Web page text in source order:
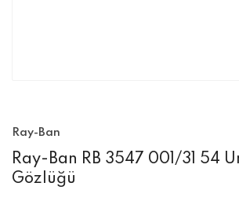
Ray-Ban
Ray-Ban RB 3547 001/31 54
Gözlüğü